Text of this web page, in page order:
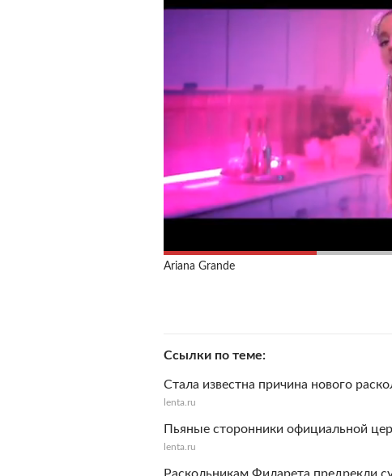
Ariana Grande
Ссылки по теме
Стала известна причина нового
lenta.ru
Пьяные сторонники официальной
lenta.ru